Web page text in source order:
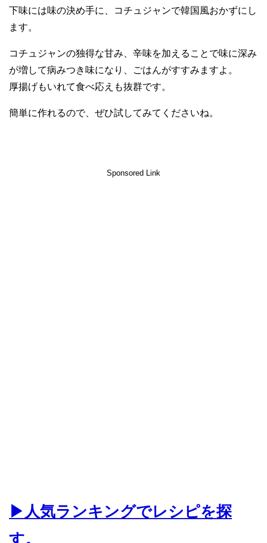
下味には味の決め手に、コチュジャンで韓国風おかずにし
ます。
コチュジャンの独得な甘み、辛味を加えることで味に深み
が増して病みつき味になり、ごはんがすすみますよ。
厚揚げもいれて食べ応えも抜群です。
簡単に作れるので、ぜひ試してみてくださいね。
Sponsored Link
▶人気ランキングでレシピを探
す。